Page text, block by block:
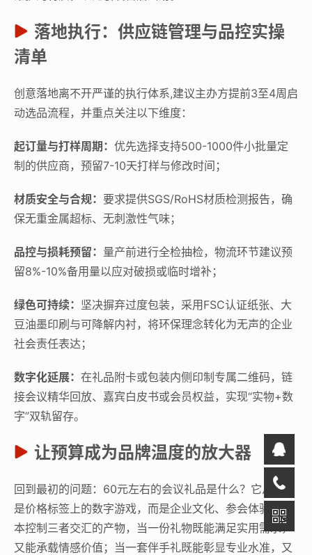
落地执行：供应链管理与品控实操
清单
创意落地离不开严谨的执行体系,建议主办方提前3至4周启
动选品流程，并重点关注以下维度：
起订量与打样周期： 优先选择支持500-1000件小批量定
制的供应商，预留7-10天打样与修改时间；
材质安全与合规： 要求提供SGS/RoHS材质检测报告，确
保无重金属超标、无刺激性气味；
品控与损耗预留： 量产前进行全检抽检，物流环节建议预
留8%-10%备用量以应对破损或临时增补；
绿色可持续： 坚决摒弃过度包装，采用FSC认证纸张、大
豆油墨印刷与可降解内衬，将环保理念转化为无声的企业
社会责任表达；
数字化延展： 在礼品附卡或包装内侧印制专属二维码，链
接会议精华回放、嘉宾白皮书或会员权益，实现“实物+数
字”双轨留存。
让预算成为品牌温度的放大器
回到最初的问题：60元左右的会议礼品是什么？它从来不
是价格标签上的数字游戏，而是企业文化、参会体验与成
本控制三者交汇的产物，当一份礼物既能满足实用需求，
又能承载情感价值；当一套伴手礼既能彰显专业水准，又